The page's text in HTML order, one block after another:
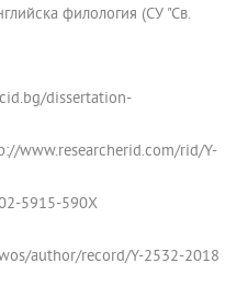
филология (СУ "Св.
dissertation-
www.researcherid.com/rid/Y-
5915-590X
author/record/Y-2532-2018